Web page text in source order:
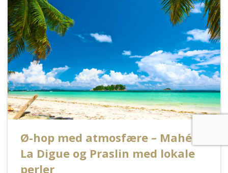
Ø-hop med atmosfære – Mahé,
La Digue og Praslin med lokale
perler